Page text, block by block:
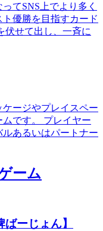
てSNS上でより多く
優勝を目指すカード
伏せて出し、一斉に
ージやプレイスペー
です。 プレイヤー
あるいはパートナー
ーじょん】